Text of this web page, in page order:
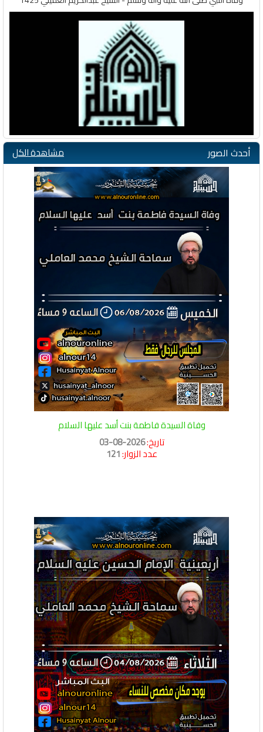
أحدث الصور مشاهدة الكل
وفاة السيدة فاطمة بنت أسد عليها السلام
تاريخ:2026-08-03
عدد الزوار:121